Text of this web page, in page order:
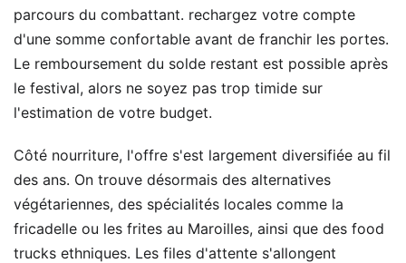
parcours du combattant. rechargez votre compte
d'une somme confortable avant de franchir les portes.
Le remboursement du solde restant est possible après
le festival, alors ne soyez pas trop timide sur
l'estimation de votre budget.
Côté nourriture, l'offre s'est largement diversifiée au fil
des ans. On trouve désormais des alternatives
végétariennes, des spécialités locales comme la
fricadelle ou les frites au Maroilles, ainsi que des food
trucks ethniques. Les files d'attente s'allongent